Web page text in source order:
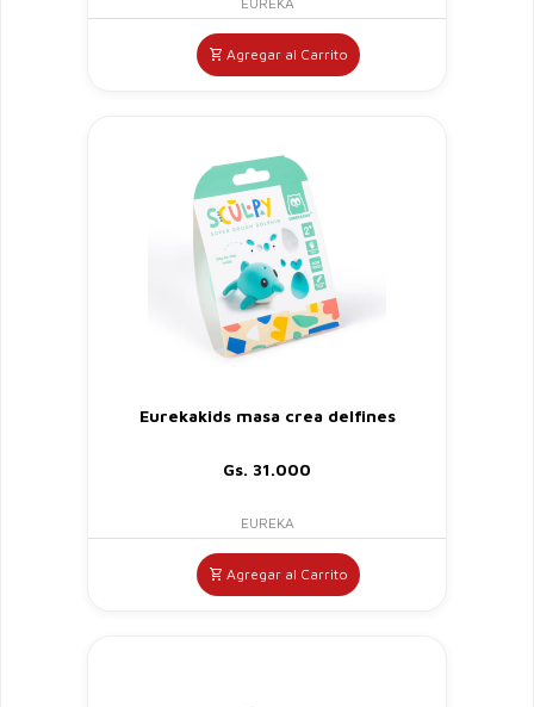
Agregar al Carrito
Eurekakids masa crea delfines
Gs. 31.000
EUREKA
Agregar al Carrito